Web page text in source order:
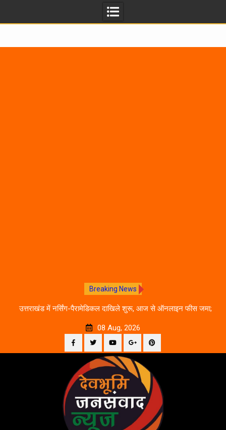
Breaking News
उत्तराखंड में नर्सिंग-पैरामेडिकल दाखिले शुरू, आज से ऑनलाइन फीस जमा;
08 Aug, 2026
Facebook
TwitterYouTubePlus
Google